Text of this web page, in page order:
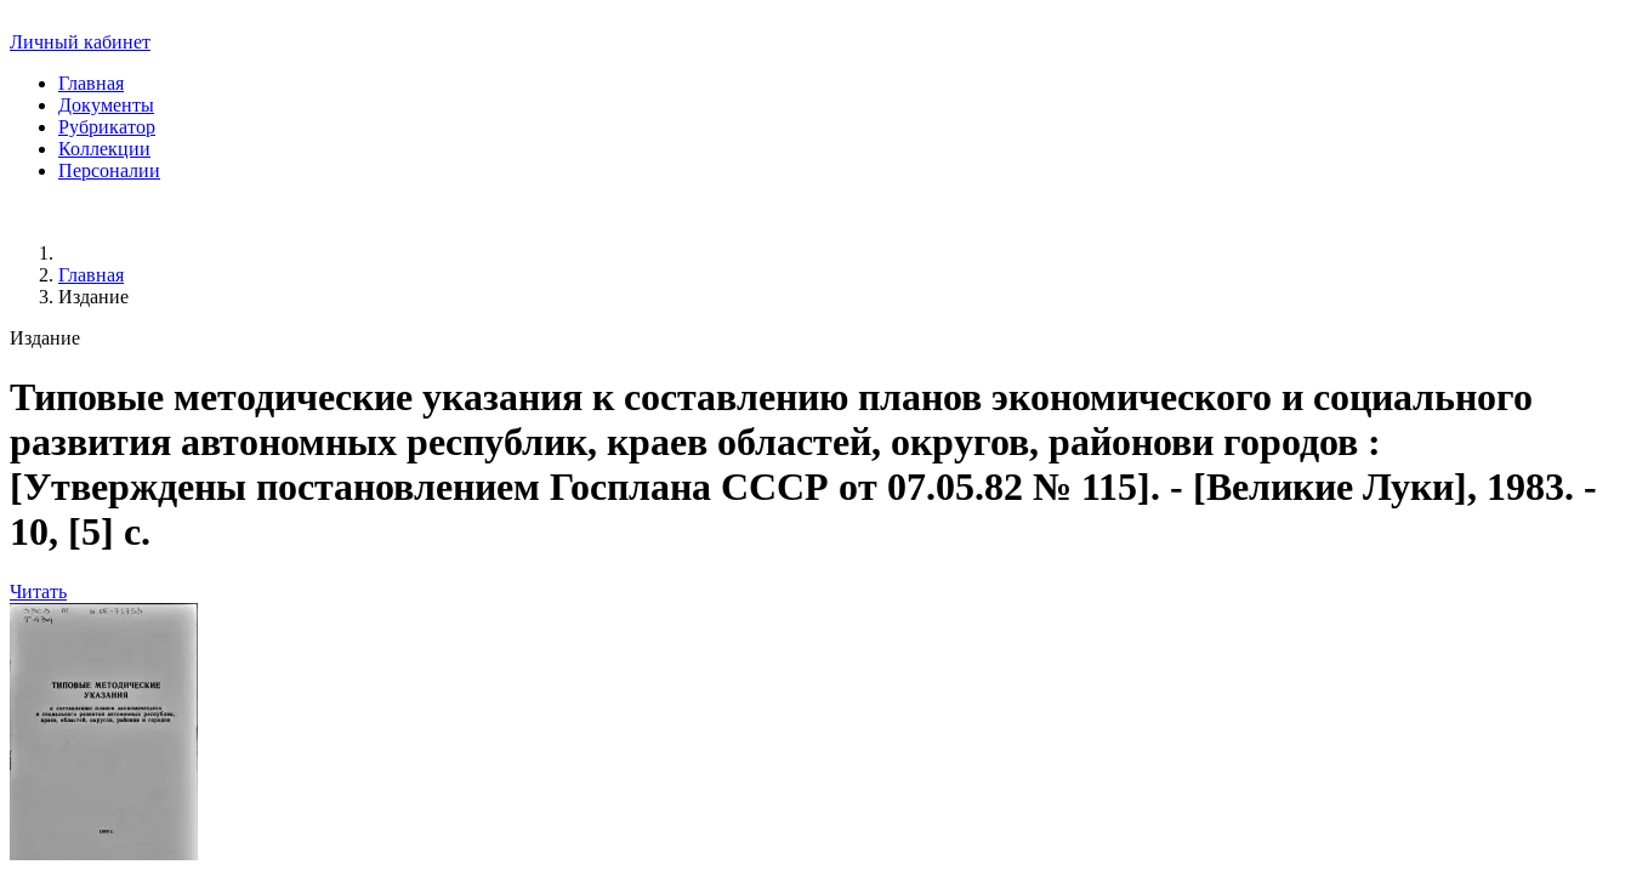
Личный кабинет
Главная
Документы
Рубрикатор
Коллекции
Персоналии
Главная
Издание
Издание
Типовые методические указания к составлению планов экономического и социального
развития автономных республик, краев областей, округов, районови городов :
[Утверждены постановлением Госплана СССР от 07.05.82 № 115]. - [Великие Луки], 1983. -
10, [5] с.
Читать